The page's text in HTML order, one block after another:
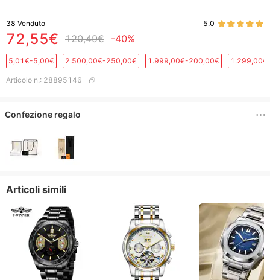
38 Venduto 5.0
72,55€ 120,49€ -40%
5,01€-5,00€ 2.500,00€-250,00€ 1.999,00€-200,00€
Articolo n.: 28895146
Confezione regalo
Articoli simili